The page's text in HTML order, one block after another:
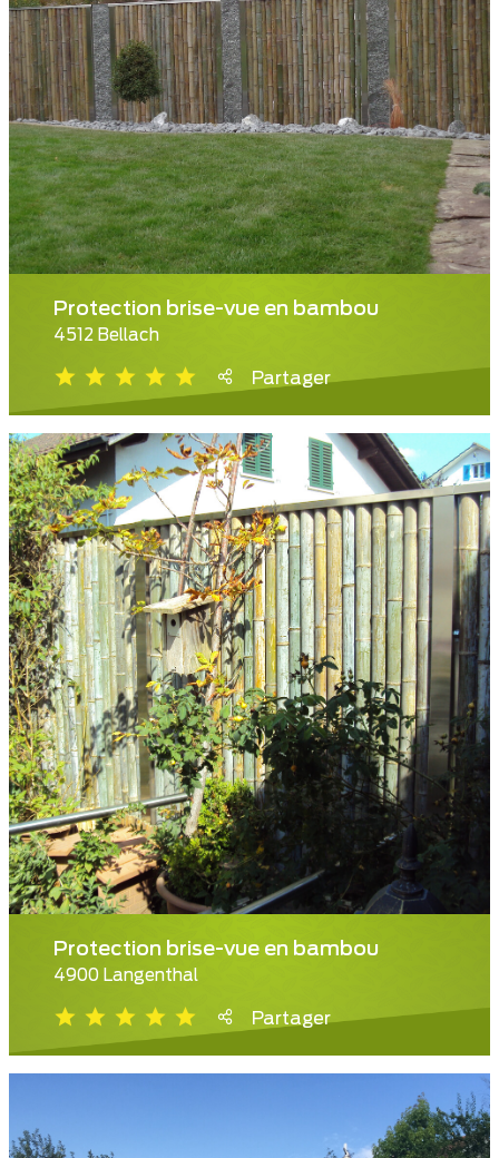
Protection brise-vue en bambou
4512 Bellach
Partager
Protection brise-vue en bambou
4900 Langenthal
Partager